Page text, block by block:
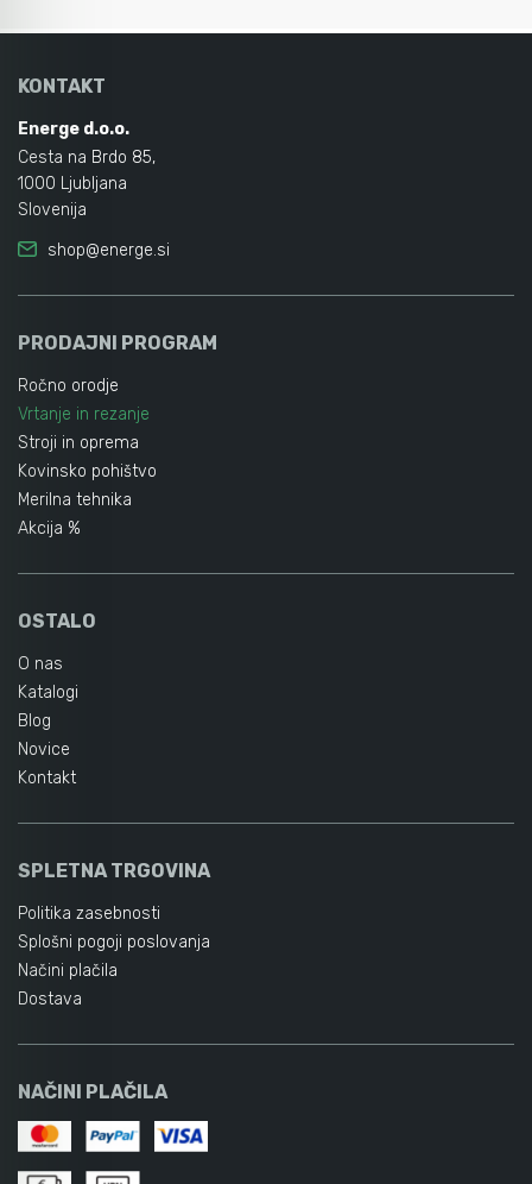
KONTAKT
Energe d.o.o.
Cesta na Brdo 85,
1000 Ljubljana
Slovenija
shop@energe.si
PRODAJNI PROGRAM
Ročno orodje
Vrtanje in rezanje
Stroji in oprema
Kovinsko pohištvo
Merilna tehnika
Akcija %
OSTALO
O nas
Katalogi
Blog
Novice
Kontakt
SPLETNA TRGOVINA
Politika zasebnosti
Splošni pogoji poslovanja
Načini plačila
Dostava
NAČINI PLAČILA